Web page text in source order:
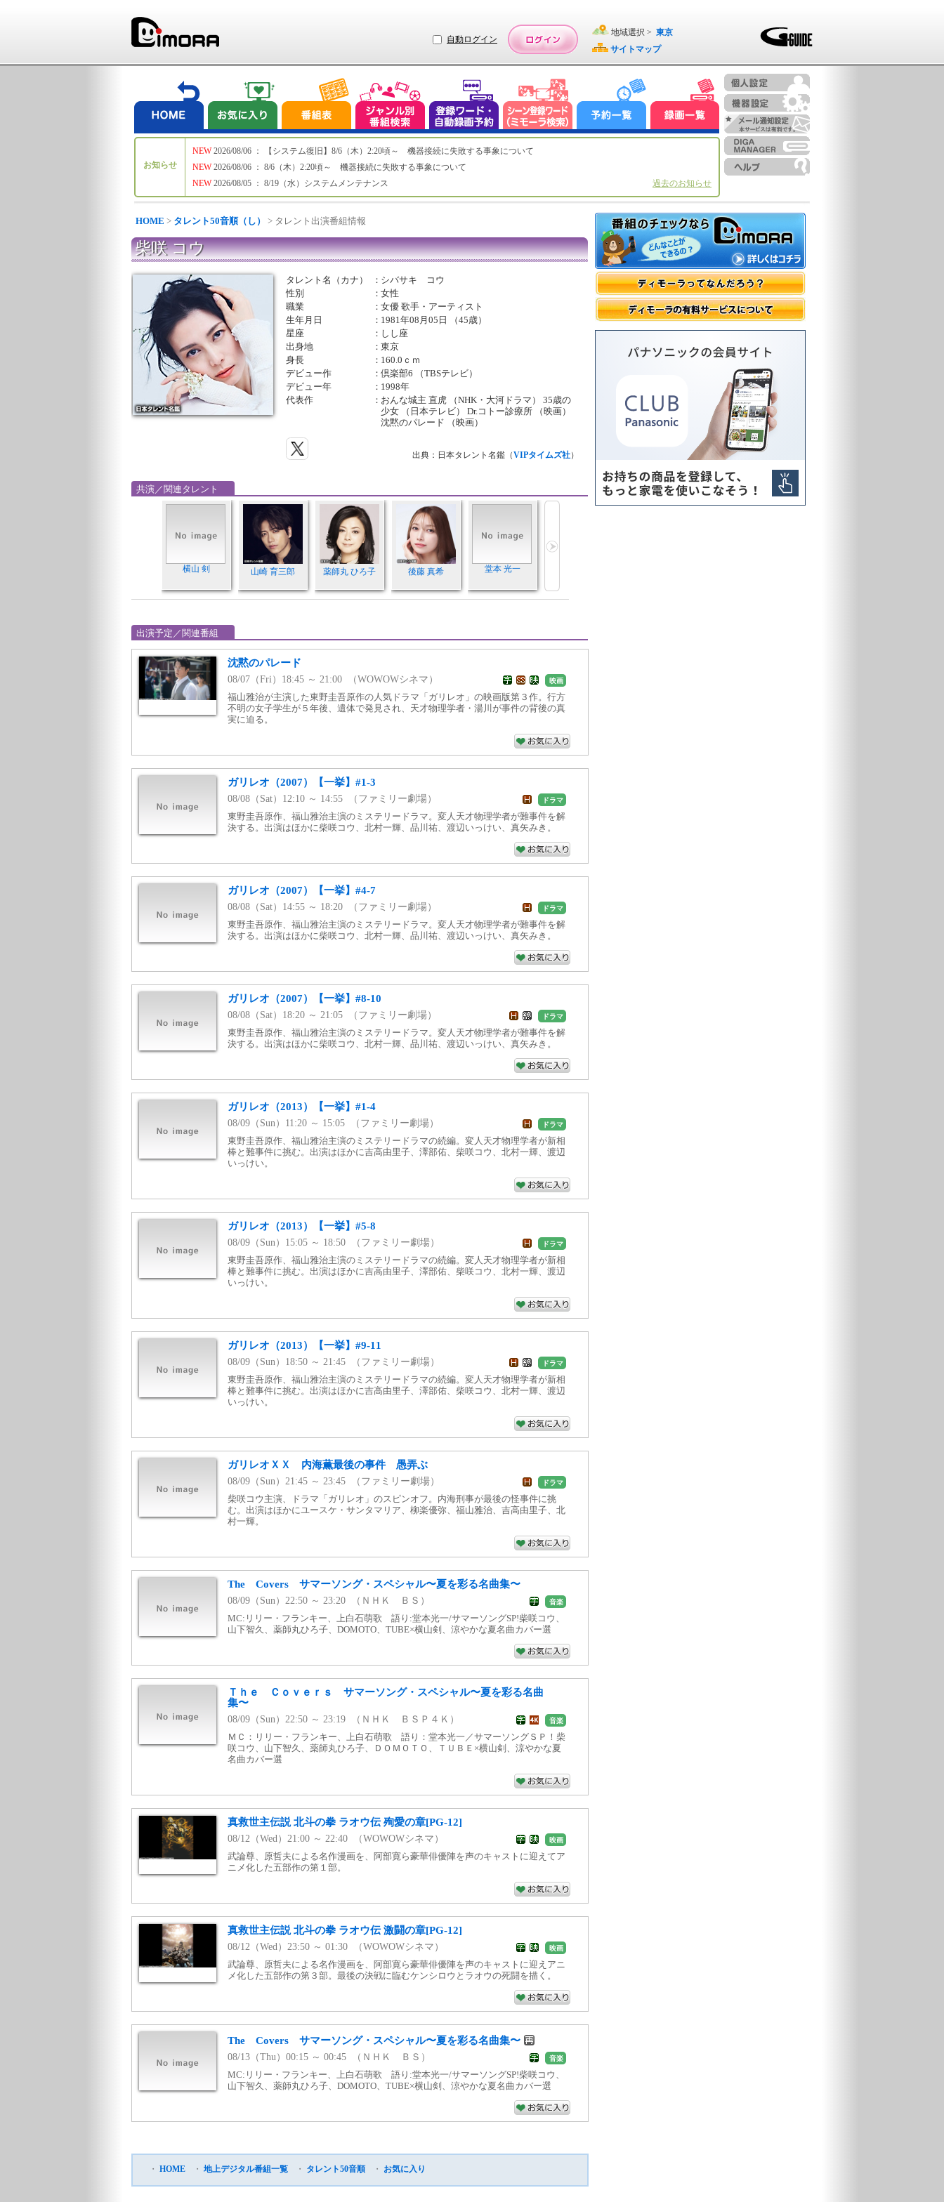
自動ログイン
地域選択 > 東京
サイトマップ
お知らせ
NEW
NEW
NEW
2026/08/06 ： 【システム復旧】8/6（木）2:20頃～ 機器接続に失敗する事象について
2026/08/06 ： 8/6（木）2:20頃～ 機器接続に失敗する事象について
2026/08/05 ： 8/19（水）システムメンテナンス
過去のお知らせ
HOME > タレント50音順（し） > タレント出演番組情報
柴咲 コウ
タレント名（カナ） ： シバサキ コウ
性別
：女性
職業
：女優 歌手・アーティスト
生年月日
： 1981年08月05日 （45歳）
星座
： しし座
出身地
：東京
身長
： 160.0ｃｍ
デビュー作
：倶楽部6 （TBSテレビ）
デビュー年
： 1998年
代表作
： おんな城主 直虎 （NHK・大河ドラマ） 35歳の
少女 （日本テレビ） Dr.コトー診療所 （映画）
沈黙のパレード （映画）
出典：日本タレント名鑑（VIPタイムズ社）
共演／関連タレント
横山 剣 山崎 育三郎 薬師丸 ひろ子 後藤 真希 堂本 光一
出演予定／関連番組
沈黙のパレード
08/07（Fri）18:45 ～ 21:00 （WOWOWシネマ） 映画
福山雅治が主演した東野圭吾原作の人気ドラマ「ガリレオ」の映画版第３作。行方
不明の女子学生が５年後、遺体で発見され、天才物理学者・湯川が事件の背後の真
実に迫る。
ガリレオ（2007）【一挙】#1-3
08/08（Sat）12:10 ～ 14:55 （ファミリー劇場） ドラマ
東野圭吾原作、福山雅治主演のミステリードラマ。変人天才物理学者が難事件を解
決する。出演はほかに柴咲コウ、北村一輝、品川祐、渡辺いっけい、真矢みき。
ガリレオ（2007）【一挙】#4-7
08/08（Sat）14:55 ～ 18:20 （ファミリー劇場） ドラマ
東野圭吾原作、福山雅治主演のミステリードラマ。変人天才物理学者が難事件を解
決する。出演はほかに柴咲コウ、北村一輝、品川祐、渡辺いっけい、真矢みき。
ガリレオ（2007）【一挙】#8-10
08/08（Sat）18:20 ～ 21:05 （ファミリー劇場） ドラマ
東野圭吾原作、福山雅治主演のミステリードラマ。変人天才物理学者が難事件を解
決する。出演はほかに柴咲コウ、北村一輝、品川祐、渡辺いっけい、真矢みき。
ガリレオ（2013）【一挙】#1-4
08/09（Sun）11:20 ～ 15:05 （ファミリー劇場） ドラマ
東野圭吾原作、福山雅治主演のミステリードラマの続編。変人天才物理学者が新相
棒と難事件に挑む。出演はほかに吉高由里子、澤部佑、柴咲コウ、北村一輝、渡辺
いっけい。
ガリレオ（2013）【一挙】#5-8
08/09（Sun）15:05 ～ 18:50 （ファミリー劇場） ドラマ
東野圭吾原作、福山雅治主演のミステリードラマの続編。変人天才物理学者が新相
棒と難事件に挑む。出演はほかに吉高由里子、澤部佑、柴咲コウ、北村一輝、渡辺
いっけい。
ガリレオ（2013）【一挙】#9-11
08/09（Sun）18:50 ～ 21:45 （ファミリー劇場） ドラマ
東野圭吾原作、福山雅治主演のミステリードラマの続編。変人天才物理学者が新相
棒と難事件に挑む。出演はほかに吉高由里子、澤部佑、柴咲コウ、北村一輝、渡辺
いっけい。
ガリレオＸＸ 内海薫最後の事件 愚弄ぶ
08/09（Sun）21:45 ～ 23:45 （ファミリー劇場） ドラマ
柴咲コウ主演、ドラマ「ガリレオ」のスピンオフ。内海刑事が最後の怪事件に挑
む。出演はほかにユースケ・サンタマリア、柳楽優弥、福山雅治、吉高由里子、北
村一輝。
The Covers サマーソング・スペシャル〜夏を彩る名曲集〜
08/09（Sun）22:50 ～ 23:20 （ＮＨＫ ＢＳ） 音楽
MC:リリー・フランキー、上白石萌歌 語り:堂本光一/サマーソングSP!柴咲コウ、
山下智久、薬師丸ひろ子、DOMOTO、TUBE×横山剣、涼やかな夏名曲カバー選
Ｔｈｅ Ｃｏｖｅｒｓ サマーソング・スペシャル〜夏を彩る名曲
集〜
08/09（Sun）22:50 ～ 23:19 （ＮＨＫ ＢＳＰ４Ｋ） 音楽
ＭＣ：リリー・フランキー、上白石萌歌 語り：堂本光一／サマーソングＳＰ！柴
咲コウ、山下智久、薬師丸ひろ子、ＤＯＭＯＴＯ、ＴＵＢＥ×横山剣、涼やかな夏
名曲カバー選
真救世主伝説 北斗の拳 ラオウ伝 殉愛の章[PG-12]
08/12（Wed）21:00 ～ 22:40 （WOWOWシネマ） 映画
武論尊、原哲夫による名作漫画を、阿部寛ら豪華俳優陣を声のキャストに迎えてア
ニメ化した五部作の第１部。
真救世主伝説 北斗の拳 ラオウ伝 激闘の章[PG-12]
08/12（Wed）23:50 ～ 01:30 （WOWOWシネマ） 映画
武論尊、原哲夫による名作漫画を、阿部寛ら豪華俳優陣を声のキャストに迎えアニ
メ化した五部作の第３部。最後の決戦に臨むケンシロウとラオウの死闘を描く。
The Covers サマーソング・スペシャル〜夏を彩る名曲集〜
08/13（Thu）00:15 ～ 00:45 （ＮＨＫ ＢＳ） 音楽
MC:リリー・フランキー、上白石萌歌 語り:堂本光一/サマーソングSP!柴咲コウ、
山下智久、薬師丸ひろ子、DOMOTO、TUBE×横山剣、涼やかな夏名曲カバー選
・ HOME ・ 地上デジタル番組一覧 ・ タレント50音順 ・ お気に入り